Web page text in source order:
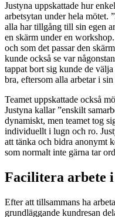
Justyna uppskattade hur
arbetsytan under hela mötet.
alla har tillgång till sin egen
en skärm under en
och som det passar den
kunde också se var
tappat bort sig kunde de
bra, eftersom alla arbetar i
Teamet uppskattade också
Justyna kallar ”enskilt
dynamiskt, men teamet tog
individuellt i lugn och ro.
att tänka och bidra anonymt
som normalt inte gärna tar
Facilitera arbete
Efter att tillsammans ha
grundläggande kundresan